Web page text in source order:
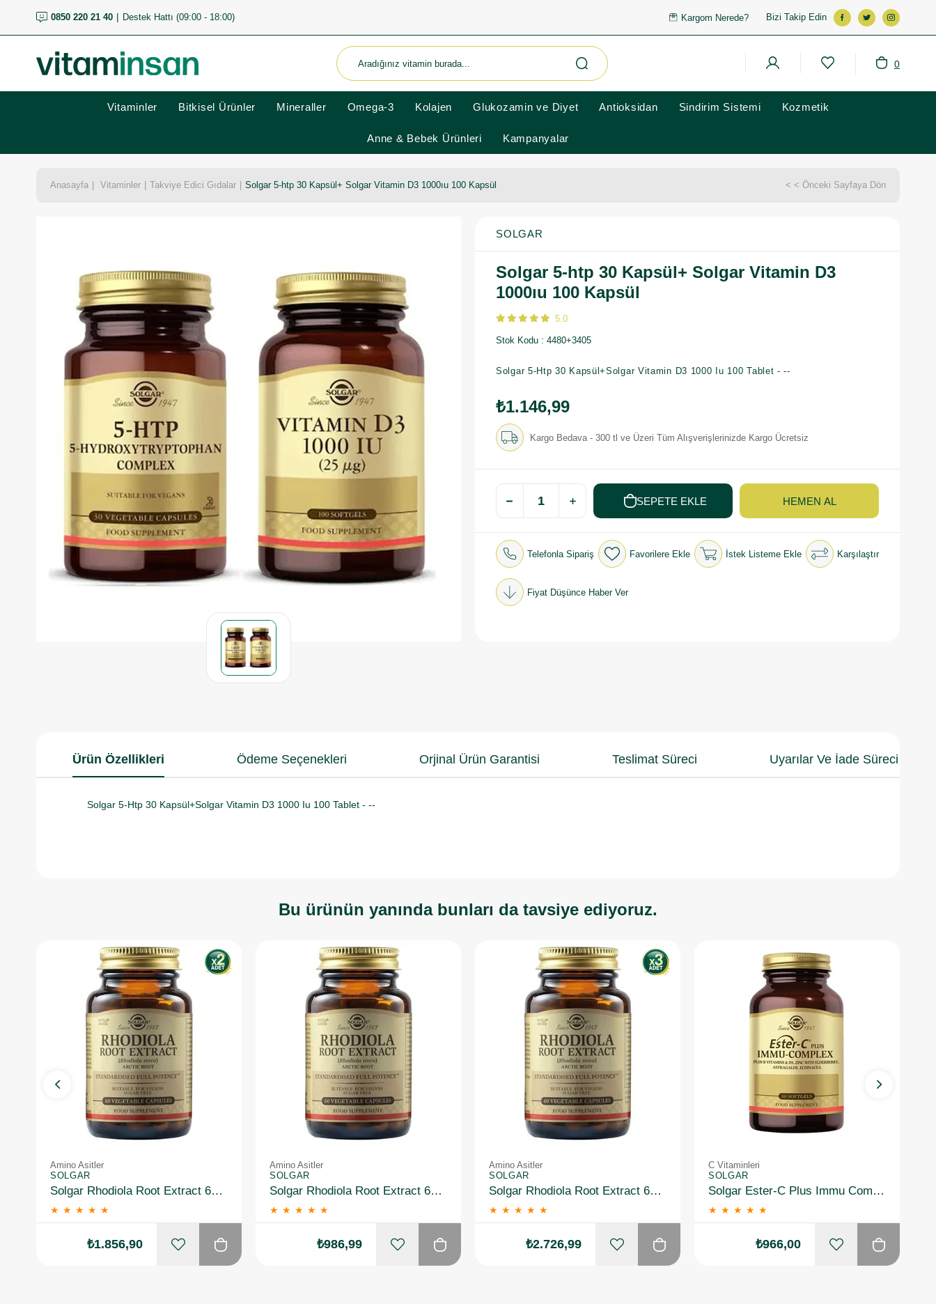
0850 220 21 40 Destek Hattı (09:00 - 18:00) Kargom Nerede? Bizi Takip Edin
0
Vitaminler Bitkisel Ürünler Mineraller Omega-3 Kolajen Glukozamin ve Diyet Antioksidan Sindirim Sistemi Kozmetik
Anne & Bebek Ürünleri Kampanyalar
Anasayfa Vitaminler Takviye Edici Gıdalar Solgar 5-htp 30 Kapsül+ Solgar Vitamin D3 1000ıu 100 Kapsül < < Önceki Sayfaya Dön
SOLGAR
Solgar 5-htp 30 Kapsül+ Solgar Vitamin D3
1000ıu 100 Kapsül
5.0
Stok Kodu 4480+3405
Solgar 5-Htp 30 Kapsül+Solgar Vitamin D3 1000 Iu 100 Tablet - --
₺1.146,99
Kargo Bedava - 300 tl ve Üzeri Tüm Alışverişlerinizde Kargo Ücretsiz
Telefonla Sipariş Favorilere Ekle İstek Listeme Ekle Karşılaştır
Fiyat Düşünce Haber Ver
Ürün Özellikleri Ödeme Seçenekleri Orjinal Ürün Garantisi Teslimat Süreci Uyarılar Ve İade Süreci
Solgar 5-Htp 30 Kapsül+Solgar Vitamin D3 1000 Iu 100 Tablet - --
Bu ürünün yanında bunları da tavsiye ediyoruz.
Amino Asitler
SOLGAR
Solgar Rhodiola Root Extract 60 Kapsül 2 Adet
★ ★ ★ ★ ★
₺1.856,90
Amino Asitler
SOLGAR
Solgar Rhodiola Root Extract 60 Kapsül
★ ★ ★ ★ ★
₺986,99
Amino Asitler
SOLGAR
Solgar Rhodiola Root Extract 60 Kapsül 3 Adet
★ ★ ★ ★ ★
₺2.726,99
C Vitaminleri
SOLGAR
Solgar Ester-C Plus Immu Complex 60 Kapsül
★ ★ ★ ★ ★
₺966,00